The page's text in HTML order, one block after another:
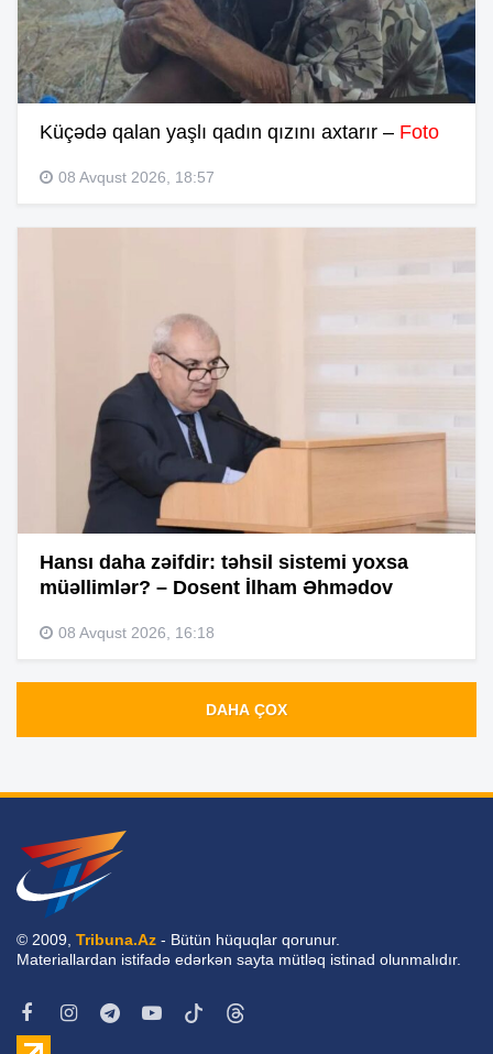
Küçədə qalan yaşlı qadın qızını axtarır – Foto
08 Avqust 2026, 18:57
Hansı daha zəifdir: təhsil sistemi yoxsa
müəllimlər? – Dosent İlham Əhmədov
08 Avqust 2026, 16:18
DAHA ÇOX
© 2009, Tribuna.Az - Bütün hüquqlar qorunur.
Materiallardan istifadə edərkən sayta mütləq istinad olunmalıdır.